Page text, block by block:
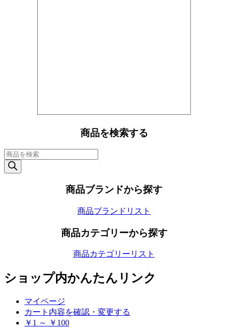
商品を検索する
商
品
検
商品ブランドから探す
商品ブランドリスト
商品カテゴリーから探す
商品カテゴリーリスト
ショップ内かんたんリンク
マイページ
カート内容を確認・変更する
￥1 ～ ￥100